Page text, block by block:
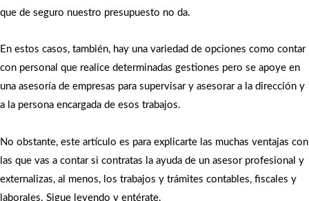
que de seguro nuestro presupuesto no da.
En estos casos, también, hay una variedad de opciones como contar
con personal que realice determinadas gestiones pero se apoye en
una asesoría de empresas para supervisar y asesorar a la dirección y
a la persona encargada de esos trabajos.
No obstante, este artículo es para explicarte las muchas ventajas con
las que vas a contar si contratas la ayuda de un asesor profesional y
externalizas, al menos, los trabajos y trámites contables, fiscales y
laborales. Sigue leyendo y entérate.